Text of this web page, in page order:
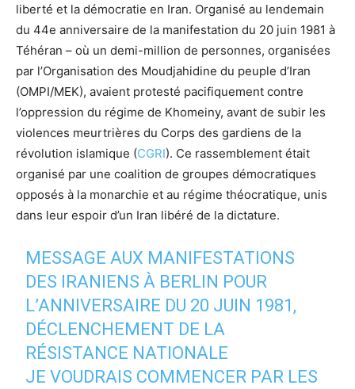
liberté et la démocratie en Iran. Organisé au lendemain
du 44e anniversaire de la manifestation du 20 juin 1981 à
Téhéran – où un demi-million de personnes, organisées
par l’Organisation des Moudjahidine du peuple d’Iran
(OMPI/MEK), avaient protesté pacifiquement contre
l’oppression du régime de Khomeiny, avant de subir les
violences meurtrières du Corps des gardiens de la
révolution islamique (CGRI). Ce rassemblement était
organisé par une coalition de groupes démocratiques
opposés à la monarchie et au régime théocratique, unis
dans leur espoir d’un Iran libéré de la dictature.
MESSAGE AUX MANIFESTATIONS
DES IRANIENS À BERLIN POUR
L’ANNIVERSAIRE DU 20 JUIN 1981,
DÉCLENCHEMENT DE LA
RÉSISTANCE NATIONALE
JE VOUDRAIS COMMENCER PAR LES